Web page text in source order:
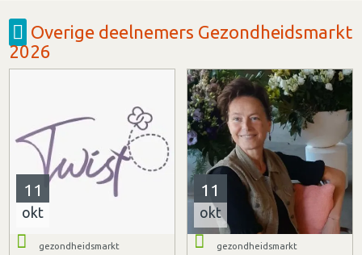
Overige deelnemers Gezondheidsmarkt
2026
11
okt
gezondheidsmarkt
11
okt
gezondheidsmarkt